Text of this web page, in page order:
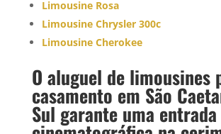
Limousine Rosa
Limousine Chrysler 300c
Limousine Cherokee
O aluguel de limousines
casamento em São
Sul garante uma entrada